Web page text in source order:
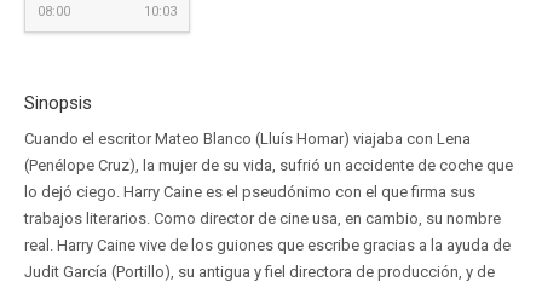
08:00
10:03
Sinopsis
Cuando el escritor Mateo Blanco (Lluís Homar) viajaba con Lena
(Penélope Cruz), la mujer de su vida, sufrió un accidente de coche que
lo dejó ciego. Harry Caine es el pseudónimo con el que firma sus
trabajos literarios. Como director de cine usa, en cambio, su nombre
real. Harry Caine vive de los guiones que escribe gracias a la ayuda de
Judit García (Portillo), su antigua y fiel directora de producción, y de